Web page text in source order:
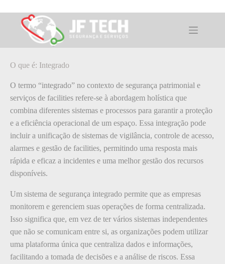
para
conteúdoO que é: Integrado
O que é: Integrado
O termo “integrado” no contexto de segurança patrimonial e
serviços de facilities refere-se à abordagem holística que
combina diferentes sistemas e processos para garantir a proteção
e a eficiência operacional de um espaço. Essa integração pode
incluir a unificação de sistemas de vigilância, controle de acesso,
alarmes e gestão de facilities, permitindo uma resposta mais
rápida e eficaz a incidentes e uma melhor gestão dos recursos
disponíveis.
Um sistema de segurança integrado permite que as empresas
monitorem e gerenciem suas operações de forma centralizada.
Isso significa que, em vez de ter vários sistemas independentes
que não se comunicam entre si, as organizações podem utilizar
uma plataforma única que centraliza dados e informações,
facilitando a tomada de decisões e a análise de riscos. Essa